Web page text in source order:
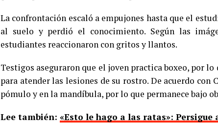
La confrontación escaló a empujones hasta que el
al suelo y perdió el conocimiento. Según las
estudiantes reaccionaron con gritos y llantos.
Testigos aseguraron que el joven practica boxeo, por
para atender las lesiones de su rostro. De acuerdo con
pómulo y en la mandíbula, por lo que permanece bajo
Lee también: «Esto le hago a las ratas»: